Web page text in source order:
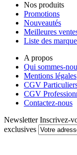
Nos produits
Promotions
Nouveautés
Meilleures
Liste des
A propos
Qui sommes-
Mentions légales
CGV
CGV
Contactez-nous
Newsletter Inscrivez-
exclusives